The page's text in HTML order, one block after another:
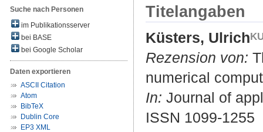
Suche nach Personen
im Publikationsserver
bei BASE
bei Google Scholar
Daten exportieren
ASCII Citation
Atom
BibTeX
Dublin Core
EP3 XML
Titelangaben
Küsters, Ulrich
Rezension von:
numerical
In: Journal of
ISSN 1099-1255